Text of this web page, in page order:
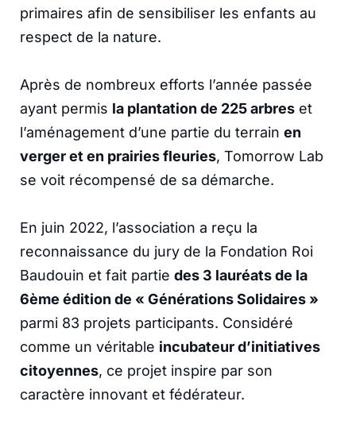
primaires afin de sensibiliser les enfants au
respect de la nature.
Après de nombreux efforts l’année passée
ayant permis la plantation de 225 arbres et
l’aménagement d’une partie du terrain en
verger et en prairies fleuries, Tomorrow Lab
se voit récompensé de sa démarche.
En juin 2022, l’association a reçu la
reconnaissance du jury de la Fondation Roi
Baudouin et fait partie des 3 lauréats de la
6ème édition de « Générations Solidaires »
parmi 83 projets participants. Considéré
comme un véritable incubateur d’initiatives
citoyennes, ce projet inspire par son
caractère innovant et fédérateur.